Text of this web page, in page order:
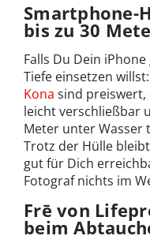
Smartphone-
bis zu 30
Falls Du Dein
Tiefe einsetzen
Kona sind preiswert,
leicht verschließbar
Meter unter Wasser
Trotz der Hülle
gut für Dich
Fotograf nichts im
Frē von
beim